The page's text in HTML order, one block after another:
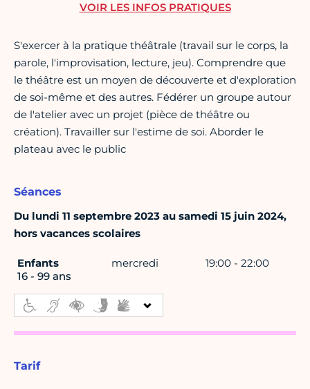
S'exercer à la pratique théâtrale (travail sur le corps, la
parole, l'improvisation, lecture, jeu). Comprendre que
le théâtre est un moyen de découverte et d'exploration
de soi-même et des autres. Fédérer un groupe autour
de l'atelier avec un projet (pièce de théâtre ou
création). Travailler sur l'estime de soi. Aborder le
plateau avec le public
Séances
Du lundi 11 septembre 2023 au samedi 15 juin 2024,
hors vacances scolaires
Enfants
16 - 99 ans
mercredi 19:00 - 22:00
Tarif
VOIR LES INFOS PRATIQUES